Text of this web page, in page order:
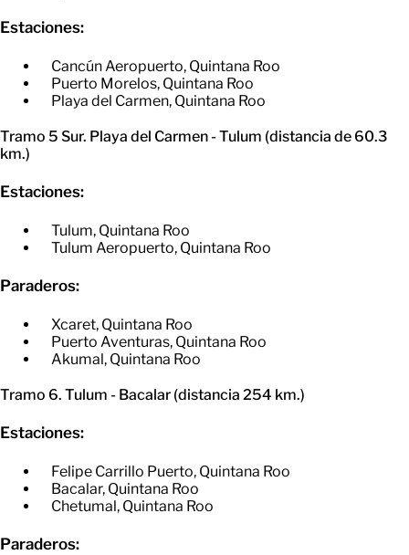
Estaciones:
Cancún Aeropuerto, Quintana Roo
​Puerto Morelos, Quintana Roo
​Playa del Carmen, Quintana Roo
Tramo 5 Sur. Playa del Carmen - Tulum (distancia de 60.3
km.)
Estaciones:
Tulum, Quintana Roo
​Tulum Aeropuerto, Quintana Roo
Paraderos:
Xcaret, Quintana Roo
​Puerto Aventuras, Quintana Roo
​Akumal, Quintana Roo
Tramo 6. Tulum - Bacalar (distancia 254 km.)
Estaciones:
Felipe Carrillo Puerto, Quintana Roo
​Bacalar, Quintana Roo
​Chetumal, Quintana Roo
Paraderos: